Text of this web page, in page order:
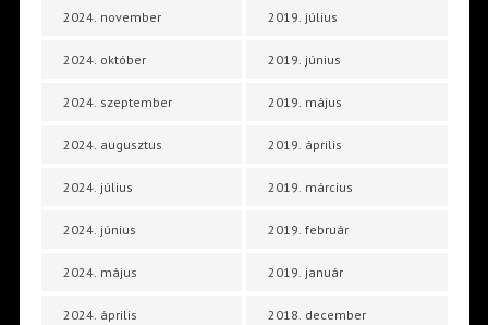
2024. november
2024. október
2024. szeptember
2024. augusztus
2024. július
2024. június
2024. május
2024. április
2019. július
2019. június
2019. május
2019. április
2019. március
2019. február
2019. január
2018. december